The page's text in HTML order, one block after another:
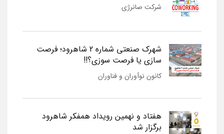
شرکت صانرژی
شهرک صنعتی شماره 2 شاهرود؛ فرصت
سازی یا فرصت سوزی؟!!
کانون نوآوران و فناوران
هفتاد و نهمین رویداد همفکر شاهرود
برگزار شد